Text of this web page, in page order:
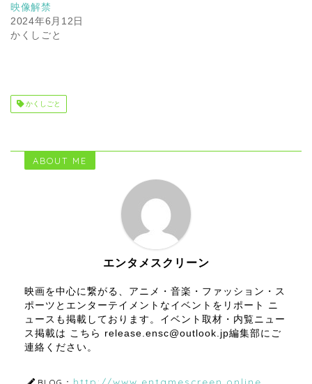
映像解禁
2024年6月12日
かくしごと
かくしごと
ABOUT ME
エンタメスクリーン
映画を中心に繋がる、アニメ・音楽・ファッション・ス
ポーツとエンターテイメントなイベントをリポート ニ
ュースも掲載しております。イベント取材・内覧ニュー
ス掲載は こちら release.ensc@outlook.jp編集部にご
連絡ください。
http://www.entamescreen.online